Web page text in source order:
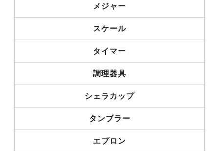
メジャー
スケール
タイマー
調理器具
シェラカップ
タンブラー
エプロン